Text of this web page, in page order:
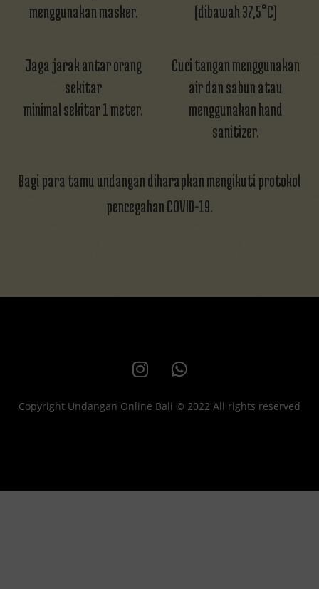
menggunakan masker.
Jaga jarak antar orang
sekitar
minimal sekitar 1 meter.
(dibawah 37,5°C)
Cuci tangan menggunakan
air dan sabun atau
menggunakan hand
sanitizer.
Bagi para tamu undangan diharapkan mengikuti protokol
pencegahan COVID-19.
Copyright Undangan Online Bali © 2022 All rights reserved